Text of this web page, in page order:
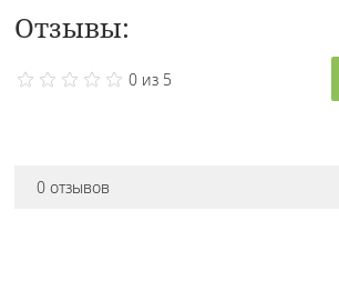
Отзывы:
0 из 5
0 отзывов